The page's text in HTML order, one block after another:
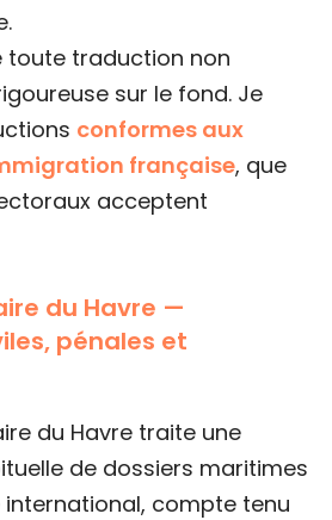
toute traduction non
sur le fond. Je
conformes aux
française, que
acceptent
du Havre —
pénales et
du Havre traite une
de dossiers maritimes
compte tenu